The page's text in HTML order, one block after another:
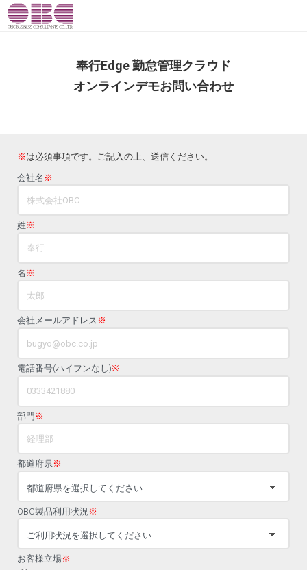
奉行Edge 勤怠管理クラウド
オンラインデモお問い合わせ
※ は必須事項です。ご記入の上、送信ください。
会社名 ※
姓 ※
名 ※
会社メールアドレス ※
電話番号(ハイフンなし)※
部門 ※
都道府県※
OBC製品利用状況 ※
お客様立場※